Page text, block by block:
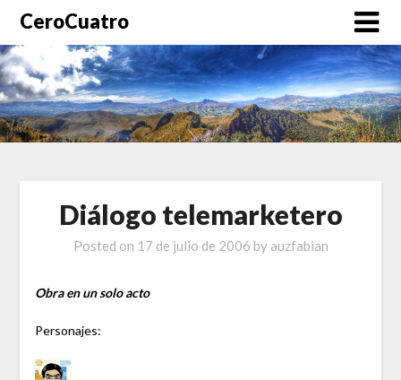
CeroCuatro
Diálogo telemarketero
Posted on 17 de julio de 2006 by auzfabian
Obra en un solo acto
Personajes: